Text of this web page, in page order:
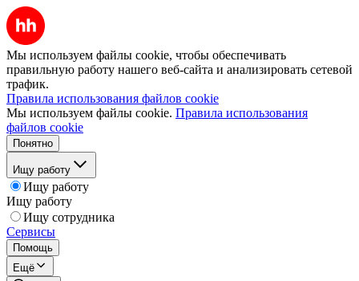
Мы используем файлы cookie, чтобы обеспечивать
правильную работу нашего веб-сайта и анализировать сетевой
трафик.
Правила использования файлов cookie
Мы используем файлы cookie. Правила использования
файлов cookie
Понятно
Ищу работу
Ищу работу
Ищу работу
Ищу сотрудника
Сервисы
Помощь
Ещё